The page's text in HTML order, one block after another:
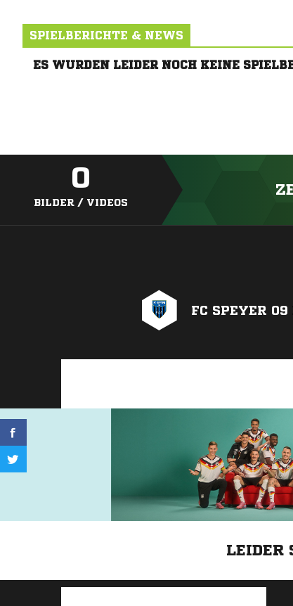
SPIELBERICHTE & NEWS
ES WURDEN LEIDER NOCH KEINE
0
BILDER / VIDEOS
FC SPEYER
LEIDER